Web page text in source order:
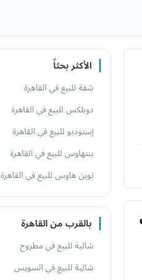
الأكثر بحثاً
شقة للبيع في القاهرة
دوبلكس للبيع في القاهرة
إستوديو للبيع في القاهرة
بنتهاوس للبيع في القاهرة
توين هاوس للبيع في القاهرة
بالقرب من القاهرة
شالية للبيع في مطروح
شالية للبيع في السويس